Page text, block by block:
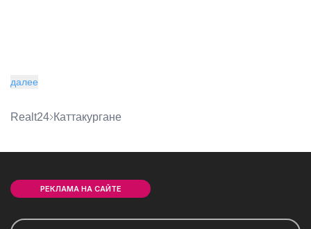
далее
Realt24 Каттакургане
РЕКЛАМА НА САЙТЕ